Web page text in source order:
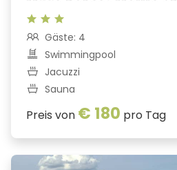
Gäste: 4
Swimmingpool
Jacuzzi
Sauna
Preis von € 180 pro Tag